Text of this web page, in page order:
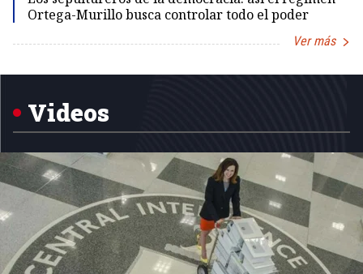
Ortega-Murillo busca controlar todo el poder
Ver más
Videos